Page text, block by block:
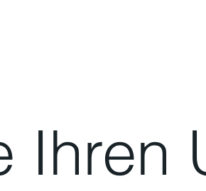
Ihren